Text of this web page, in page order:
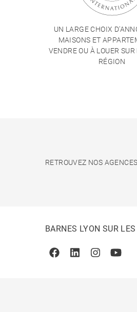
UN LARGE CHOIX
MAISONS ET
VENDRE OU À LOUER SUR
RÉGION
RETROUVEZ NOS AGENCES
BARNES LYON SUR
FacebookLinkedinInstagram